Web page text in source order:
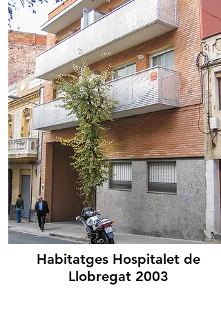
Habitatges Hospitalet de
Llobregat 2003